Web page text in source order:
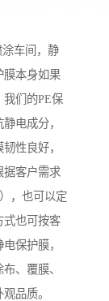
车间，静
膜本身如果
们的PE保
电成分，
性良好，
据客户需求
，也可以定
式也可按客
保护膜，
、覆膜、
品质。